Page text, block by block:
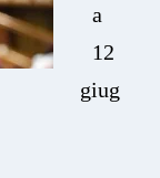
a
12
giug